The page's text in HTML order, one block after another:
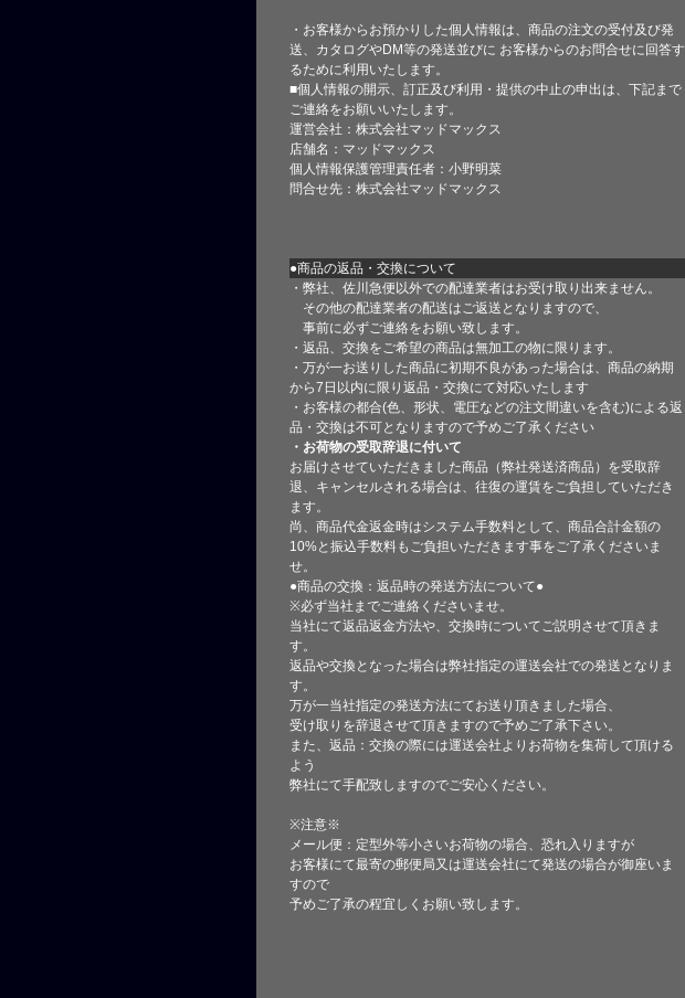
・お客様からお預かりした個人情報は、商品の注文の受付及び発
送、カタログやDM等の発送並びに お客様からのお問合せに回答す
るために利用いたします。
■個人情報の開示、訂正及び利用・提供の中止の申出は、下記まで
ご連絡をお願いいたします。
運営会社：株式会社マッドマックス
店舗名：マッドマックス
個人情報保護管理責任者：小野明菜
問合せ先：株式会社マッドマックス
●商品の返品・交換について
・弊社、佐川急便以外での配達業者はお受け取り出来ません。
その他の配達業者の配送はご返送となりますので、
事前に必ずご連絡をお願い致します。
・返品、交換をご希望の商品は無加工の物に限ります。
・万が一お送りした商品に初期不良があった場合は、商品の納期
から7日以内に限り返品・交換にて対応いたします
・お客様の都合(色、形状、電圧などの注文間違いを含む)による返
品・交換は不可となりますので予めご了承ください
・お荷物の受取辞退に付いて
お届けさせていただきました商品（弊社発送済商品）を受取辞
退、キャンセルされる場合は、往復の運賃をご負担していただき
ます。
尚、商品代金返金時はシステム手数料として、商品合計金額の
10%と振込手数料もご負担いただきます事をご了承くださいま
せ。
●商品の交換：返品時の発送方法について●
※必ず当社までご連絡くださいませ。
当社にて返品返金方法や、交換時についてご説明させて頂きま
す。
返品や交換となった場合は弊社指定の運送会社での発送となりま
す。
万が一当社指定の発送方法にてお送り頂きました場合、
受け取りを辞退させて頂きますので予めご了承下さい。
また、返品：交換の際には運送会社よりお荷物を集荷して頂ける
よう
弊社にて手配致しますのでご安心ください。
※注意※
メール便：定型外等小さいお荷物の場合、恐れ入りますが
お客様にて最寄の郵便局又は運送会社にて発送の場合が御座いま
すので
予めご了承の程宜しくお願い致します。